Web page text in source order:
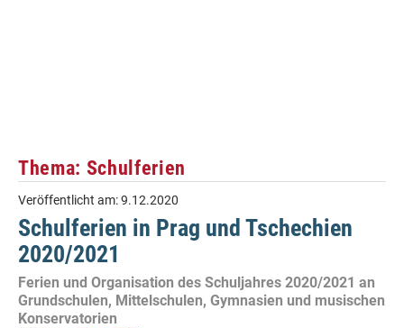
Thema: Schulferien
Veröffentlicht am:9.12.2020
Schulferien in Prag und Tschechien
2020/2021
Ferien und Organisation des Schuljahres 2020/2021 an
Grundschulen, Mittelschulen, Gymnasien und musischen
Konservatorien